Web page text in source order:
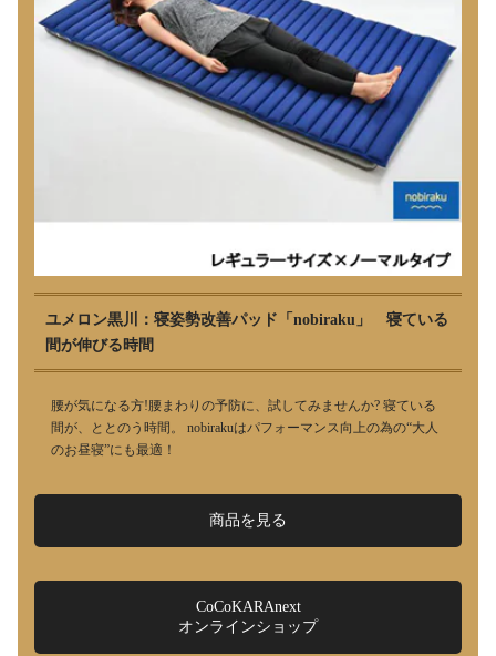
ユメロン黒川：寝姿勢改善パッド「nobiraku」 寝ている
間が伸びる時間
腰が気になる方!腰まわりの予防に、試してみませんか? 寝ている
間が、ととのう時間。 nobirakuはパフォーマンス向上の為の“大人
のお昼寝”にも最適！
商品を見る
CoCoKARAnext
オンラインショップ